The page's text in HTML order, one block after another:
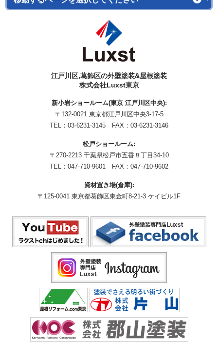
江戸川区,葛飾区の外壁塗装&屋根塗装
株式会社Luxst東京
新小岩ショールーム(東京 江戸川区中央):
〒132-0021 東京都江戸川区中央3-17-5
TEL： 03-6231-3145 FAX：03-6231-3146
松戸ショールーム:
〒270-2213 千葉県松戸市五香８丁目34-10
TEL： 047-710-9601 FAX：047-710-9602
資材置き場(倉庫):
〒125-0041 東京都葛飾区東金町8-21-3 ケイビル1F